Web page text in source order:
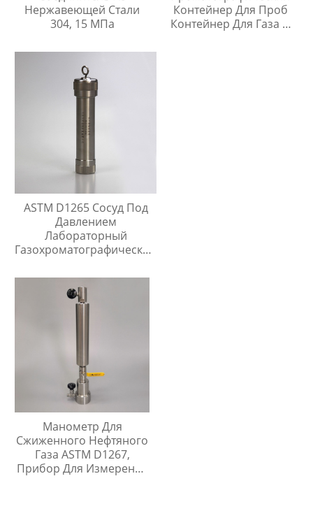
Нержавеющей Стали
304, 15 МПа
Контейнер Для Проб
Контейнер Для Газа И
ASTM D1265 Сосуд Под
Давлением
Лабораторный
Газохроматографический
Манометр Для
Сжиженного Нефтяного
Газа ASTM D1267,
Прибор Для Измерения